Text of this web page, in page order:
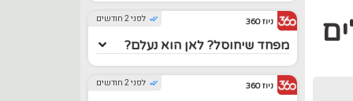
לפני 2 חודשים ניוז 360
מפחד שיחוסל? לאן הוא נעלם?
לפני 2 חודשים ניוז 360